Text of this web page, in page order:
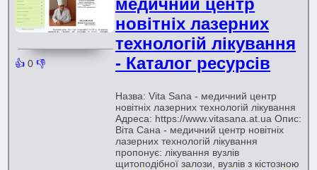
👍 0 👎
медичний центр
новітніх лазерних
технологій лікування
- Каталог ресурсів
Назва: Vita Sana - медичний центр
новітніх лазерних технологій лікування
Адреса: https://www.vitasana.at.ua Опис:
Віта Сана - медичний центр новітніх
лазерних технологій лікування
пропонує: лікування вузлів
щитоподібної залози, вузлів з кістозною